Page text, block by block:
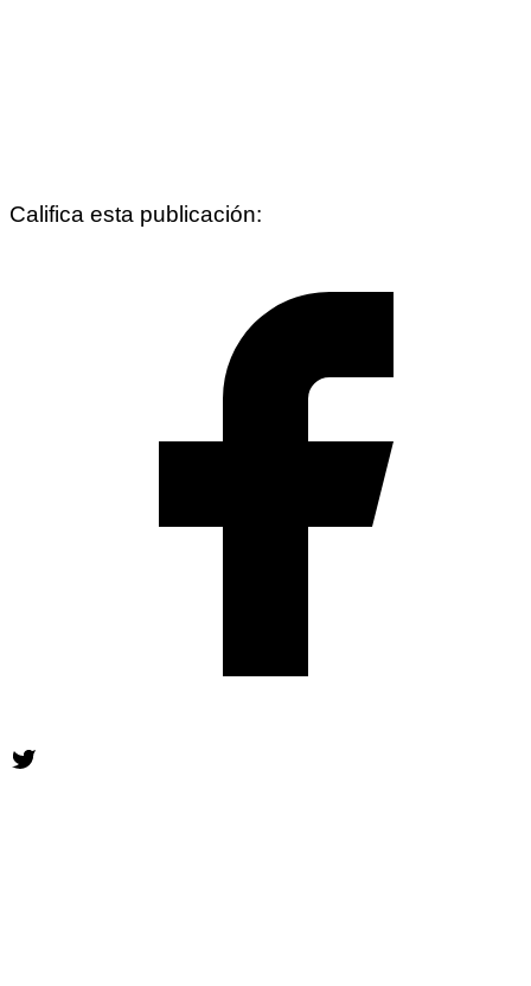
Califica esta publicación: